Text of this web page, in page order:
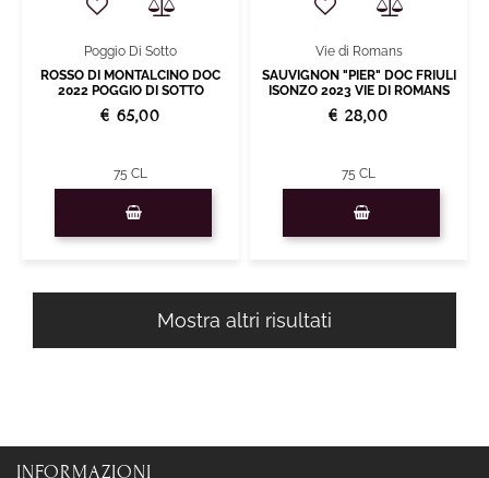
Poggio Di Sotto
ROSSO DI MONTALCINO DOC
2022 POGGIO DI SOTTO
€ 65,00
75 CL
Vie di Romans
SAUVIGNON "PIER" DOC FRIULI
ISONZO 2023 VIE DI ROMANS
€ 28,00
75 CL
Mostra altri risultati
INFORMAZIONI